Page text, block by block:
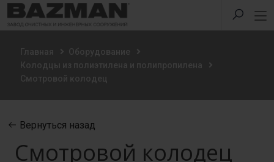
Главная
Оборудование
Колодцы из полиэтилена и полипропилена
Смотровой колодец
Вернуться назад
Смотровой колодец